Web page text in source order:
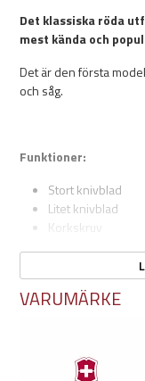
Det klassiska röda
mest kända och
Det är den första
och såg.
Funktioner:
Stort knivblad
Litet knivblad
Korkskruv
Liten
Kapsylöppnare
Liten skruvmejsel
Nyckelring
Tandpetare
VARUMÄRKE